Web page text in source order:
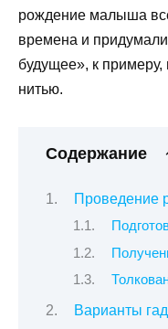
рождение малыша
времена и
будущее», к примеру,
нитью.
Содержание
Проведение
Варианты